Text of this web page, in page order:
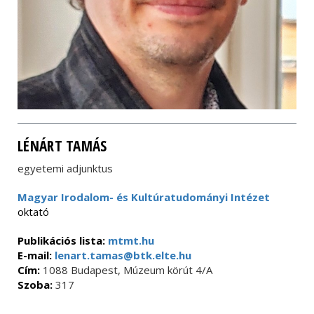
LÉNÁRT TAMÁS
egyetemi adjunktus
Magyar Irodalom- és Kultúratudományi Intézet
oktató
Publikációs lista: mtmt.hu
E-mail: lenart.tamas@btk.elte.hu
Cím: 1088 Budapest, Múzeum körút 4/A
Szoba: 317